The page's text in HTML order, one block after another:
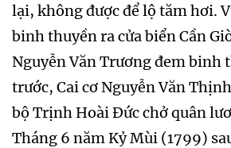
lại, không được để lộ tăm hơi.
binh thuyền ra cửa biển Cần
Nguyễn Văn Trương đem binh
trước, Cai cơ Nguyễn Văn
bộ Trịnh Hoài Đức chở quân
Tháng 6 năm Kỷ Mùi (1799)